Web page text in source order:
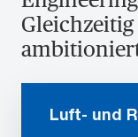
Luft- und